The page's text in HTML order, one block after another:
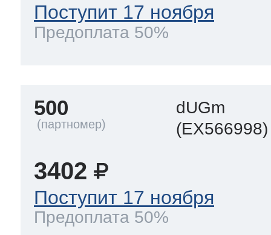
Поступит 17 ноября
Предоплата 50%
500
dUGm
(EX566998)
3402
Поступит 17 ноября
Предоплата 50%